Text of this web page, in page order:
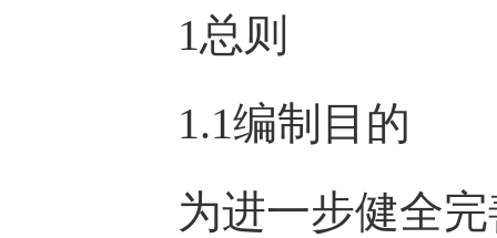
1总则
1.1编制目的
为进一步健全完